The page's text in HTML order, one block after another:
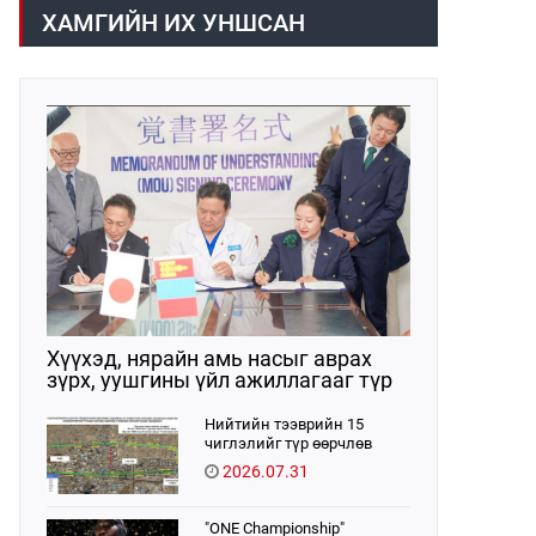
газраас танилцууллаа.
/02:30 цагт/ 7 вагон буюу 420 тонн
АИ-92 автобензин орж иржээ.
ХАМГИЙН ИХ УНШСАН
Хүүхэд, нярайн амь насыг аврах
зүрх, уушгины үйл ажиллагааг түр
ЭХЭМҮТ-д нэвтрүүлнэНийтийн тээврийн 15
чиглэлийг түр өөрчлөв
2026.07.31
"ONE Championship"